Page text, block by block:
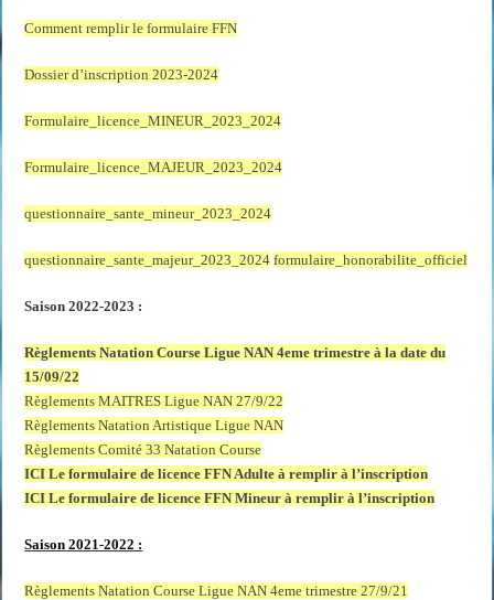
Comment remplir le formulaire FFN
Dossier d’inscription 2023-2024
Formulaire_licence_MINEUR_2023_2024
Formulaire_licence_MAJEUR_2023_2024
questionnaire_sante_mineur_2023_2024
questionnaire_sante_majeur_2023_2024 formulaire_honorabilite_officiel
Saison 2022-2023 :
Règlements Natation Course Ligue NAN 4eme trimestre à la date du
15/09/22
Règlements MAITRES Ligue NAN 27/9/22
Règlements Natation Artistique Ligue NAN
Règlements Comité 33 Natation Course
ICI Le formulaire de licence FFN Adulte à remplir à l’inscription
ICI Le formulaire de licence FFN Mineur à remplir à l’inscription
Saison 2021-2022 :
Règlements Natation Course Ligue NAN 4eme trimestre 27/9/21